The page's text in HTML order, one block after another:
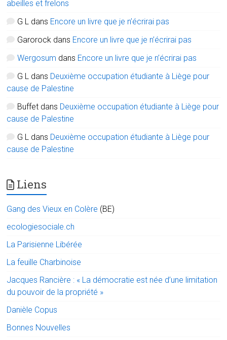
abeilles et frelons
G L dans Encore un livre que je n’écrirai pas
Garorock dans Encore un livre que je n’écrirai pas
Wergosum dans Encore un livre que je n’écrirai pas
G L dans Deuxième occupation étudiante à Liège pour
cause de Palestine
Buffet dans Deuxième occupation étudiante à Liège pour
cause de Palestine
G L dans Deuxième occupation étudiante à Liège pour
cause de Palestine
Liens
Gang des Vieux en Colère (BE)
ecologiesociale.ch
La Parisienne Libérée
La feuille Charbinoise
Jacques Rancière : « La démocratie est née d’une limitation
du pouvoir de la propriété »
Danièle Copus
Bonnes Nouvelles